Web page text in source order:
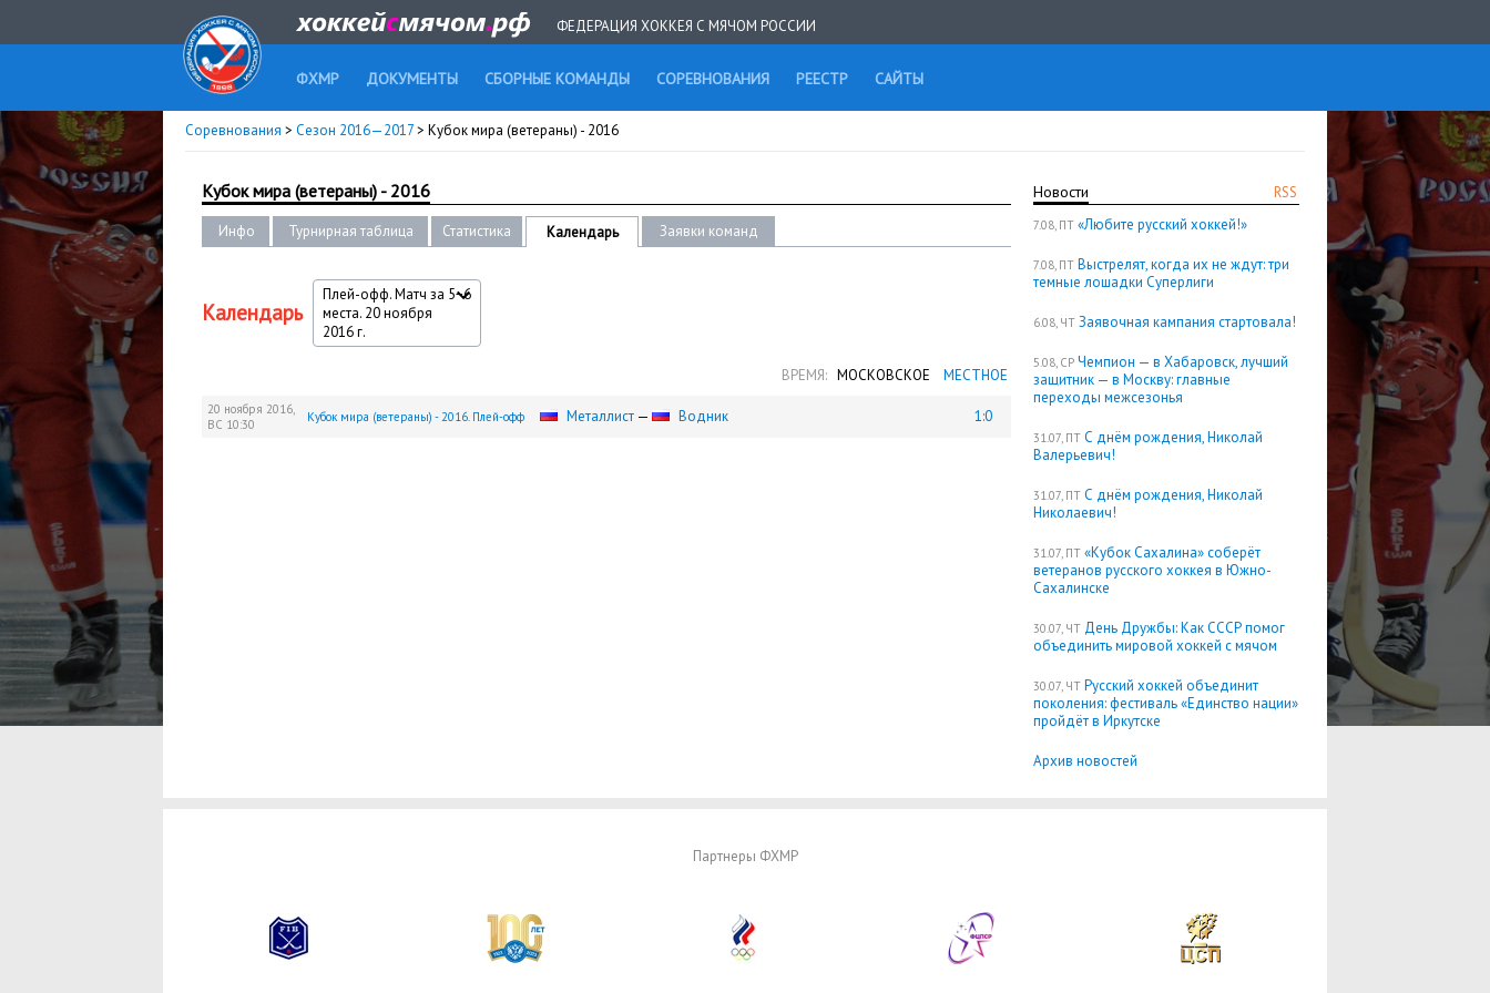
ФЕДЕРАЦИЯ ХОККЕЯ С МЯЧОМ РОССИИ
ФХМР ДОКУМЕНТЫ СБОРНЫЕ КОМАНДЫ СОРЕВНОВАНИЯ РЕЕСТР САЙТЫ
Соревнования > Сезон 2016—2017> Кубок мира (ветераны) - 2016
RSS
Новости
7.08, ПТ «Любите русский хоккей!»
7.08, ПТ Выстрелят, когда их не ждут: три
темные лошадки Суперлиги
6.08, ЧТ Заявочная кампания стартовала!
5.08, СР Чемпион — в Хабаровск, лучший
защитник — в Москву: главные
переходы межсезонья
31.07, ПТ С днём рождения, Николай
Валерьевич!
31.07, ПТ С днём рождения, Николай
Николаевич!
31.07, ПТ «Кубок Сахалина» соберёт
ветеранов русского хоккея в Южно-
Сахалинске
30.07, ЧТ День Дружбы: Как СССР помог
объединить мировой хоккей с мячом
30.07, ЧТ Русский хоккей объединит
поколения: фестиваль «Единство нации»
пройдёт в Иркутске
Архив новостей
Кубок мира (ветераны) - 2016
Инфо Турнирная таблица Статистика Календарь Заявки команд
Календарь
Плей-офф. Матч за 5−6
места. 20 ноября
2016 г.
ВРЕМЯ: МОСКОВСКОЕ МЕСТНОЕ
20 ноября 2016,
ВС 10:30 Кубок мира (ветераны) - 2016. Плей-офф Металлист — Водник 1:0
Партнеры ФХМР